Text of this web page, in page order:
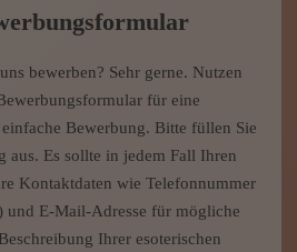
bewerben? Sehr gerne. Nutzen
für eine
Bewerbung. Bitte füllen Sie
aus. Es sollte in jedem Fall Ihren
Kontaktdaten wie Telefonnummer
und E-Mail-Adresse für mögliche
Ihrer esoterischen